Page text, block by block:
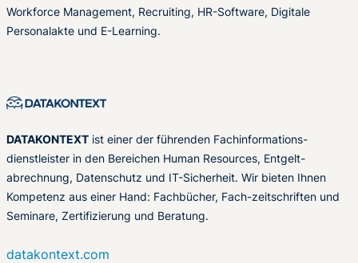
Workforce Management, Recruiting, HR-Software, Digitale
Personalakte und E-Learning.
DATAKONTEXT ist einer der führenden Fachinformations-
dienstleister in den Bereichen Human Resources, Entgelt-
abrechnung, Datenschutz und IT-Sicherheit. Wir bieten Ihnen
Kompetenz aus einer Hand: Fachbücher, Fach-zeitschriften und
Seminare, Zertifizierung und Beratung.
datakontext.com